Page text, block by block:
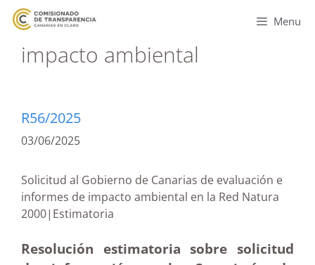
Menu
impacto ambiental
R56/2025
03/06/2025
Solicitud al Gobierno de Canarias de evaluación e
informes de impacto ambiental en la Red Natura
2000|Estimatoria
Resolución estimatoria sobre solicitud